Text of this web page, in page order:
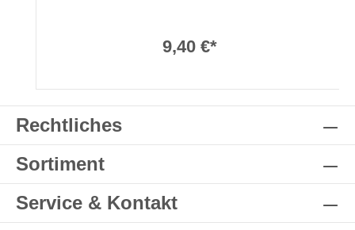
9,40 €*
Rechtliches
Sortiment
Service & Kontakt